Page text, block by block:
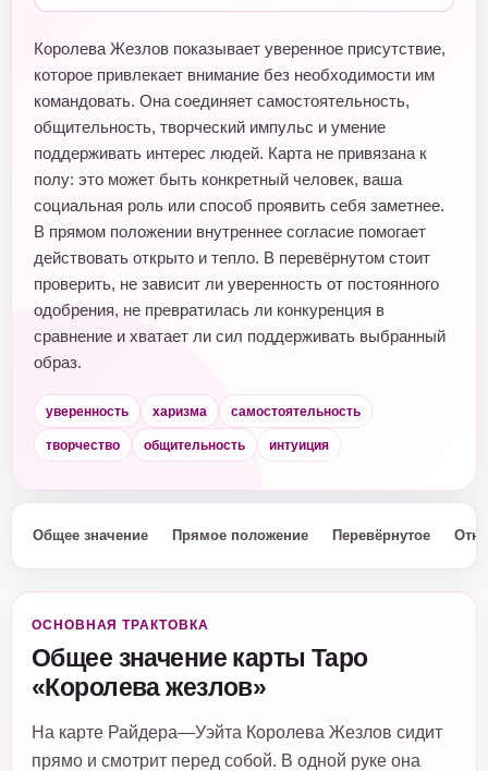
Королева Жезлов показывает уверенное присутствие,
которое привлекает внимание без необходимости им
командовать. Она соединяет самостоятельность,
общительность, творческий импульс и умение
поддерживать интерес людей. Карта не привязана к
полу: это может быть конкретный человек, ваша
социальная роль или способ проявить себя заметнее.
В прямом положении внутреннее согласие помогает
действовать открыто и тепло. В перевёрнутом стоит
проверить, не зависит ли уверенность от постоянного
одобрения, не превратилась ли конкуренция в
сравнение и хватает ли сил поддерживать выбранный
образ.
уверенность харизма самостоятельность
творчество общительность интуиция
Общее значение Прямое положение Перевёрнутое
ОСНОВНАЯ ТРАКТОВКА
Общее значение карты Таро
«Королева жезлов»
На карте Райдера—Уэйта Королева Жезлов сидит
прямо и смотрит перед собой. В одной руке она